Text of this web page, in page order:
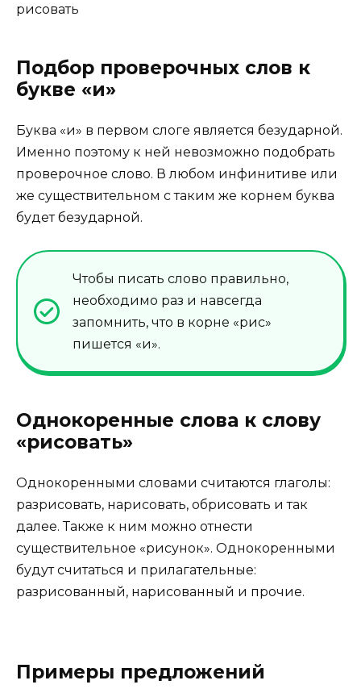
рисовать
Подбор проверочных слов к
букве «и»
Буква «и» в первом слоге является безударной.
Именно поэтому к ней невозможно подобрать
проверочное слово. В любом инфинитиве или
же существительном с таким же корнем буква
будет безударной.
Чтобы писать слово правильно,
необходимо раз и навсегда
запомнить, что в корне «рис»
пишется «и».
Однокоренные слова к слову
«рисовать»
Однокоренными словами считаются глаголы:
разрисовать, нарисовать, обрисовать и так
далее. Также к ним можно отнести
существительное «рисунок». Однокоренными
будут считаться и прилагательные:
разрисованный, нарисованный и прочие.
Примеры предложений